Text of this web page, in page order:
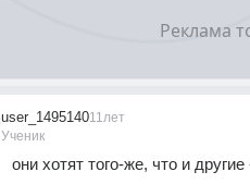
user_1495140
Ученик
11лет
они хотят того-же, что и